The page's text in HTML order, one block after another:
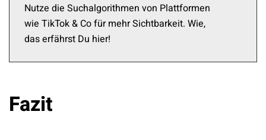
Nutze die Suchalgorithmen von Plattformen
wie TikTok & Co für mehr Sichtbarkeit. Wie,
das erfährst Du hier!
Fazit